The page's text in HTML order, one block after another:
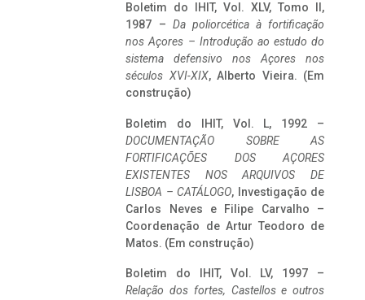
Boletim do IHIT, Vol. XLV, Tomo II,
1987 – Da poliorcética à fortificação
nos Açores – Introdução ao estudo do
sistema defensivo nos Açores nos
séculos XVI-XIX, Alberto Vieira. (Em
construção)
Boletim do IHIT, Vol. L, 1992 –
DOCUMENTAÇÃO SOBRE AS
FORTIFICAÇÕES DOS AÇORES
EXISTENTES NOS ARQUIVOS DE
LISBOA – CATÁLOGO, Investigação de
Carlos Neves e Filipe Carvalho –
Coordenação de Artur Teodoro de
Matos. (Em construção)
Boletim do IHIT, Vol. LV, 1997 –
Relação dos fortes, Castellos e outros